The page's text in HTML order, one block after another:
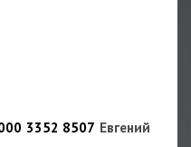
3352 8507 Евгений